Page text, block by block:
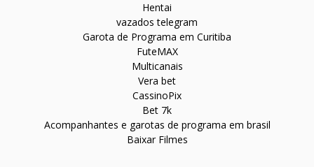
Hentai
vazados telegram
Garota de Programa em Curitiba
FuteMAX
Multicanais
Vera bet
CassinoPix
Bet 7k
Acompanhantes e garotas de programa em brasil
Baixar Filmes